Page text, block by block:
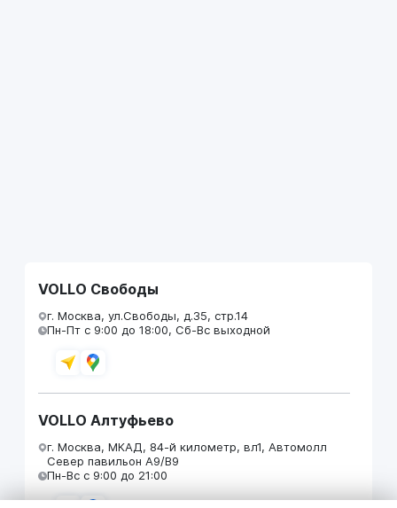
VOLLO Свободы
г. Москва, ул.Свободы, д.35, стр.14
Пн-Пт с 9:00 до 18:00, Сб-Вс выходной
VOLLO Алтуфьево
г. Москва, МКАД, 84-й километр, вл1, Автомолл
Север павильон А9/В9
Пн-Вс с 9:00 до 21:00